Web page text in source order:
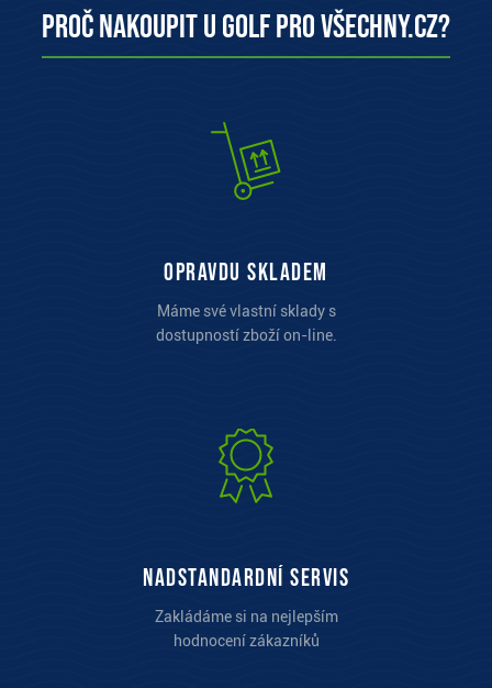
Proč nakoupit u Golf pro všechny.cz?
opravdu skladem
Máme své vlastní sklady s
dostupností zboží on-line.
Nadstandardní servis
Zakládáme si na nejlepším
hodnocení zákazníků